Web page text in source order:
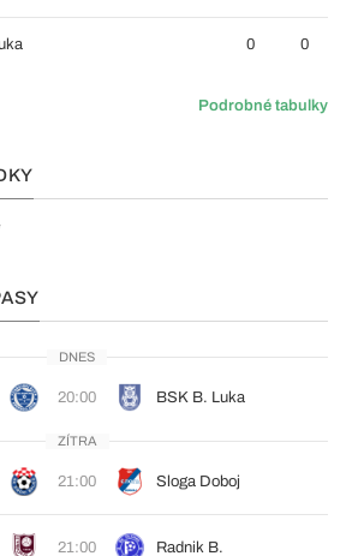
0 0
Podrobné tabulky
DNES
20:00 BSK B. Luka
ZÍTRA
21:00 Sloga Doboj
21:00 Radnik B.